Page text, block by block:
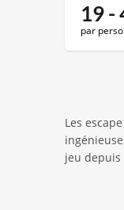
19 -
par
Les
jeu